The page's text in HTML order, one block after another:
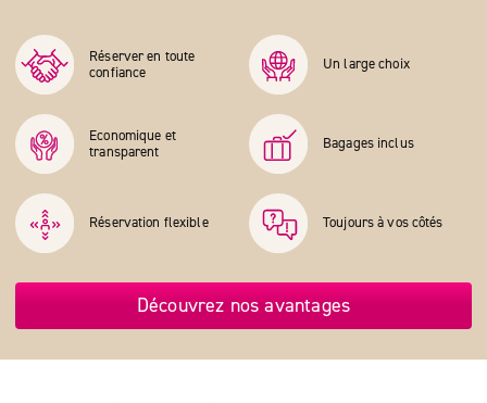
Réserver en toute
confiance
Un large choix
Economique et
transparent
Bagages inclus
Réservation flexible Toujours à vos côtés
Découvrez nos avantages